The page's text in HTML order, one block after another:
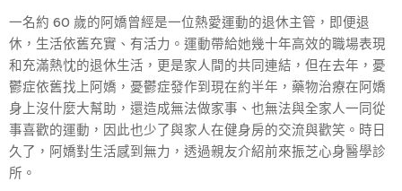
一名約 60 歲的阿嬌曾經是一位熱愛運動的退休主管，即便退
休，生活依舊充實、有活力。運動帶給她幾十年高效的職場表現
和充滿熱忱的退休生活，更是家人間的共同連結，但在去年，憂
鬱症依舊找上阿嬌，憂鬱症發作到現在約半年，藥物治療在阿嬌
身上沒什麼大幫助，還造成無法做家事、也無法與全家人一同從
事喜歡的運動，因此也少了與家人在健身房的交流與歡笑。時日
久了，阿嬌對生活感到無力，透過親友介紹前來振芝心身醫學診
所。